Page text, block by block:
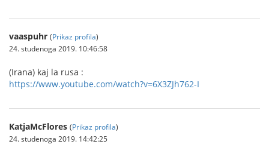
vaaspuhr (Prikaz profila)
24. studenoga 2019. 10:46:58
(Irana) kaj la rusa :
https://www.youtube.com/watch?v=6X3ZJh762-I
KatjaMcFlores (Prikaz profila)
24. studenoga 2019. 14:42:25